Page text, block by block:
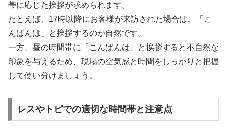
帯に応じた挨拶が求められます。
たとえば、17時以降にお客様が来訪された場合は、「こ
んばんは」と挨拶するのが自然です。
一方、昼の時間帯に「こんばんは」と挨拶すると不自然な
印象を与えるため、現場の空気感と時間をしっかりと把握
して使い分けましょう。
レスやトピでの適切な時間帯と注意点